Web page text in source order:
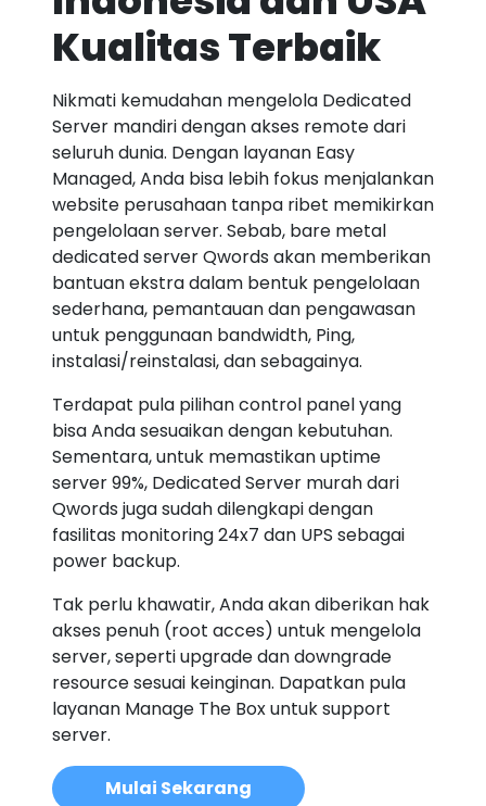
Kualitas Terbaik
Nikmati kemudahan mengelola Dedicated
Server mandiri dengan akses remote dari
seluruh dunia. Dengan layanan Easy
Managed, Anda bisa lebih fokus menjalankan
website perusahaan tanpa ribet memikirkan
pengelolaan server. Sebab, bare metal
dedicated server Qwords akan memberikan
bantuan ekstra dalam bentuk pengelolaan
sederhana, pemantauan dan pengawasan
untuk penggunaan bandwidth, Ping,
instalasi/reinstalasi, dan sebagainya.
Terdapat pula pilihan control panel yang
bisa Anda sesuaikan dengan kebutuhan.
Sementara, untuk memastikan uptime
server 99%, Dedicated Server murah dari
Qwords juga sudah dilengkapi dengan
fasilitas monitoring 24x7 dan UPS sebagai
power backup.
Tak perlu khawatir, Anda akan diberikan hak
akses penuh (root acces) untuk mengelola
server, seperti upgrade dan downgrade
resource sesuai keinginan. Dapatkan pula
layanan Manage The Box untuk support
server.
Mulai Sekarang